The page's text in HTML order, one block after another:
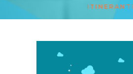
ITINERANTI